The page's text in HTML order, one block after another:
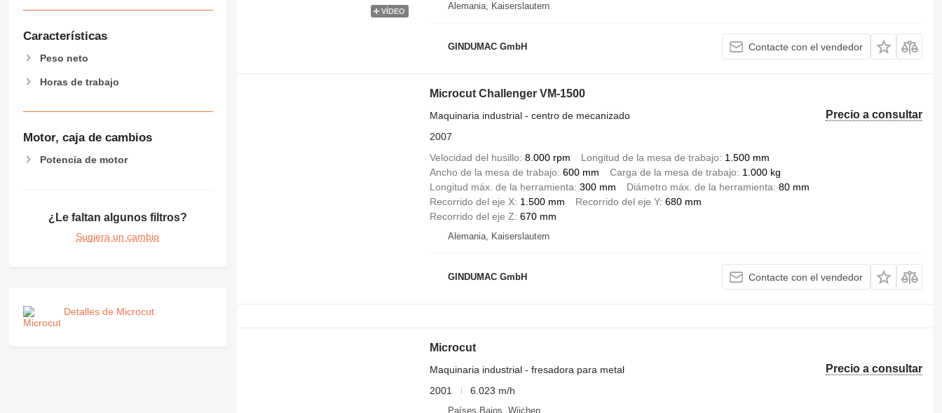
Características
Peso neto
Horas de trabajo
Motor, caja de cambios
Potencia de motor
¿Le faltan algunos filtros?
Sugiera un cambio
Detalles de Microcut
VÍDEO Alemania, Kaiserslautern
GINDUMAC GmbH Contacte con el vendedor
Microcut Challenger VM-1500
Precio a consultar
Maquinaria industrial - centro de mecanizado
2007
Velocidad del husillo 8.000 rpm Longitud de la mesa de trabajo
1.500 mm
Ancho de la mesa de trabajo 600 mm Carga de la mesa de trabajo
1.000 kg
Longitud máx. de la herramienta 300 mm Diámetro máx. de la herramienta 80 mm
Recorrido del eje X 1.500 mm Recorrido del eje Y 680 mm
Recorrido del eje Z 670 mm
Alemania, Kaiserslautern
GINDUMAC GmbH Contacte con el vendedor
Microcut
Precio a consultar
Maquinaria industrial - fresadora para metal
2001
6.023 m/h
Países Bajos, Wijchen